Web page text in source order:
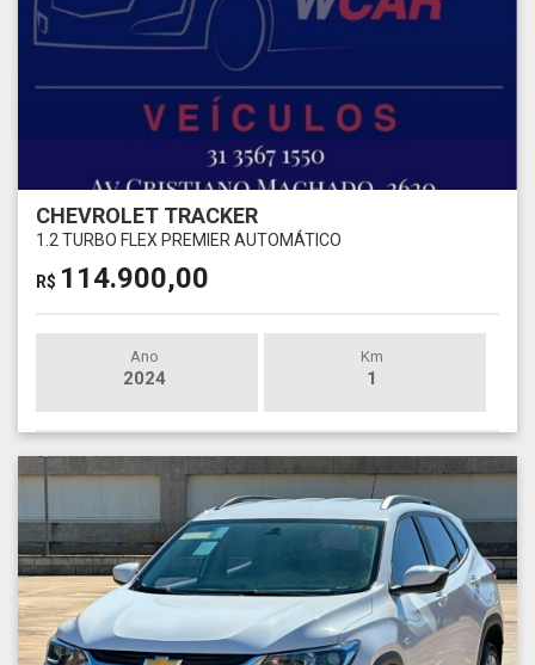
CHEVROLET TRACKER
1.2 TURBO FLEX PREMIER AUTOMÁTICO
R$ 114.900,00
Ano
2024
Km
1